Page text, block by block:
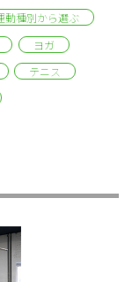
動種別から選ぶ
ヨガ
テニス